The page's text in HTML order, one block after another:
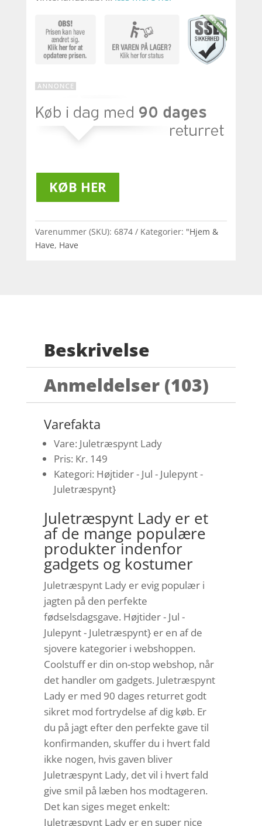
KØB HER
Varenummer (SKU): 6874 Kategorier: "Hjem &
Have, Have
Beskrivelse
Anmeldelser (103)
Varefakta
Vare: Juletræspynt Lady
Pris: Kr. 149
Kategori: Højtider - Jul - Julepynt -
Juletræspynt}
Juletræspynt Lady er et
af de mange populære
produkter indenfor
gadgets og kostumer
Juletræspynt Lady er evig populær i
jagten på den perfekte
fødselsdagsgave. Højtider - Jul -
Julepynt - Juletræspynt} er en af de
sjovere kategorier i webshoppen.
Coolstuff er din on-stop webshop, når
det handler om gadgets. Juletræspynt
Lady er med 90 dages returret godt
sikret mod fortrydelse af dig køb. Er
du på jagt efter den perfekte gave til
konfirmanden, skuffer du i hvert fald
ikke nogen, hvis gaven bliver
Juletræspynt Lady, det vil i hvert fald
give smil på læben hos modtageren.
Det kan siges meget enkelt:
Juletræspynt Lady er en super nice